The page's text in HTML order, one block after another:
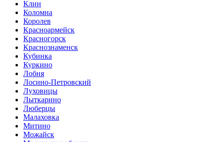
Клин
Коломна
Королев
Красноармейск
Красногорск
Краснознаменск
Кубинка
Куркино
Лобня
Лосино-Петровский
Луховицы
Лыткарино
Люберцы
Малаховка
Митино
Можайск